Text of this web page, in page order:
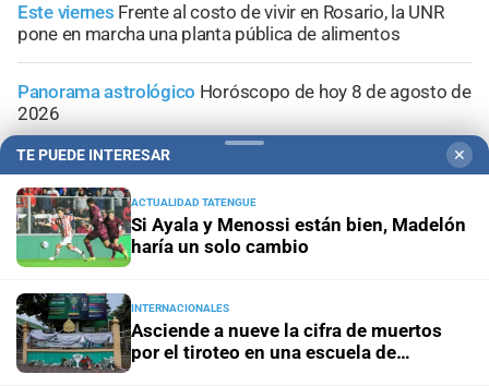
Este viernes Frente al costo de vivir en Rosario, la UNR
pone en marcha una planta pública de alimentos
Panorama astrológico Horóscopo de hoy 8 de agosto de
2026
Horóscopo del díaHoróscopo de hoy para Piscis: 08 de
agosto de 2026
Horóscopo del díaHoróscopo de hoy para Acuario: 08
de agosto de 2026
TE PUEDE INTERESAR ✕
ACTUALIDAD TATENGUE
Si Ayala y Menossi están bien, Madelón
haría un solo cambio
INTERNACIONALES
Asciende a nueve la cifra de muertos
por el tiroteo en una escuela de